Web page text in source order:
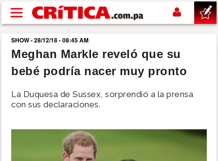
Pasar al contenido principal
buscar
SUCESOS
NACIONAL
SHOW - 28/12/18 - 08:45 AM
Meghan Markle reveló que su
bebé podría nacer muy pronto
La Duquesa de Sussex, sorprendió a la prensa
con sus declaraciones.